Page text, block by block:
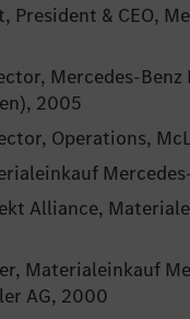
President & CEO,
Mercedes-
2005
Operations,
Alliance,
Materialeinkauf
AG, 2000